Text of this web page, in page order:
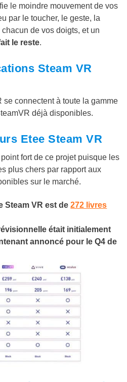
le moindre mouvement de vos
par le toucher, le geste, la
de vos doigts, et un
le reste.
Steam VR
se connectent à toute la gamme
déjà disponibles.
Etee Steam VR
fort de ce projet puisque les
plus chers par rapport aux
sur le marché.
Steam VR est de 272 livres
était initialement
annoncé pour le Q4 de